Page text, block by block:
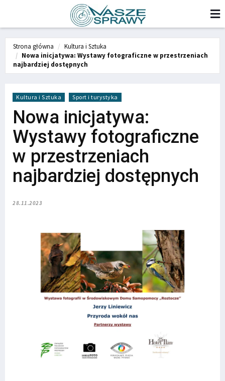
Strona główna
Kultura i Sztuka
Nowa inicjatywa: Wystawy fotograficzne w przestrzeniach
najbardziej dostępnych
Kultura i Sztuka Sport i turystyka
Nowa inicjatywa:
Wystawy fotograficzne
w przestrzeniach
najbardziej dostępnych
28.11.2023